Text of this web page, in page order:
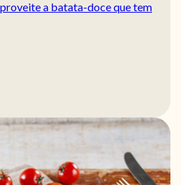
a batata-doce que tem